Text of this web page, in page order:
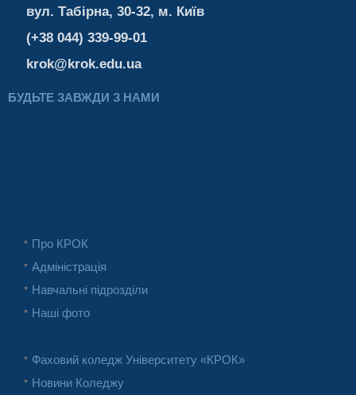
вул. Табірна, 30-32, м. Київ
(+38 044) 339-99-01
krok@krok.edu.ua
БУДЬТЕ ЗАВЖДИ З НАМИ
Про КРОК
Адміністрація
Навчальні підрозділи
Наші фото
Фаховий коледж Університету «КРОК»
Новини Коледжу